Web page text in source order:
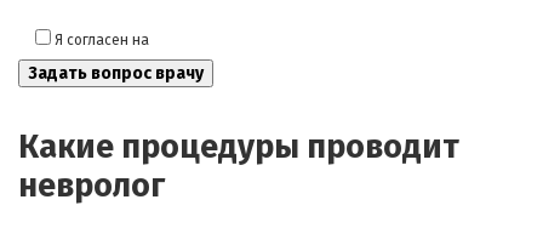
Я согласен на
Какие процедуры проводит
невролог